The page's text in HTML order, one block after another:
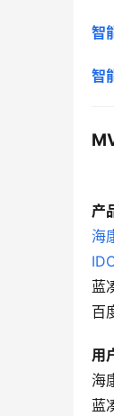
智
智
产
海
蓝
百
用
海
蓝